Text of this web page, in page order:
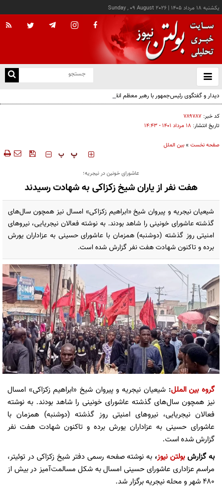
يکشنبه ۱۸ مرداد ۱۴۰۵ |
Sunday , 09 August 2026
باز
و
دیدار و گفتگوی رئیس‌جمهور با رهبر معظم انقلاب درباره مسائل اقتصادی و نظامی کشور
کد خبر: ۷۸۹۷۸۷
تاریخ انتشار: ۱۸ مرداد ۱۴۰۱ - ۱۴:۴۳
صفحه نخست »بین الملل
‍‍‍ پ پ
عاشورای خونین در نیجریه؛
هفت نفر از یاران شیخ زکزاکی به شهادت رسیدند
شیعیان نیجریه و پیروان شیخ «ابراهیم زکزاکی» امسال نیز همچون سال‌های
گذشته عاشورای خونینی را شاهد بودند. به نوشته فعالان نیجریایی، نیروهای
امنیتی روز گذشته (دوشنبه) همزمان با عاشورای حسینی به عزاداران یورش
برده و تاکنون شهادت هفت نفر گزارش شده است.
گروه بین الملل: شیعیان نیجریه و پیروان شیخ «ابراهیم زکزاکی» امسال
نیز همچون سال‌های گذشته عاشورای خونینی را شاهد بودند. به نوشته
فعالان نیجریایی، نیروهای امنیتی روز گذشته (دوشنبه) همزمان با
عاشورای حسینی به عزاداران یورش برده و تاکنون شهادت هفت نفر
گزارش شده است.
به گزارشبولتن نیوز، به نوشته صفحه رسمی دفتر شیخ زکزاکی در توئیتر،
مراسم عزاداری عاشورای حسینی امسال به شکل مسالمت‌آمیز در بیش از
۴۸۰ شهر و محله نیجریه برگزار شد.